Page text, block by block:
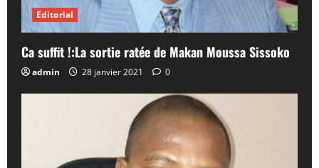
Editorial
Ca suffit !:La sortie ratée de Makan Moussa Sissoko
admin 28 janvier 2021 0